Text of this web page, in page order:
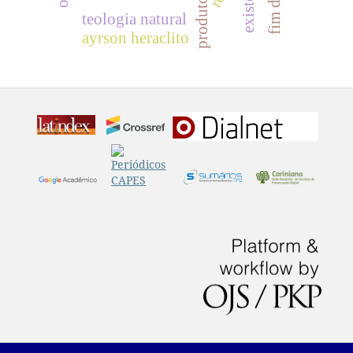
teologia natural
ayrson heraclito